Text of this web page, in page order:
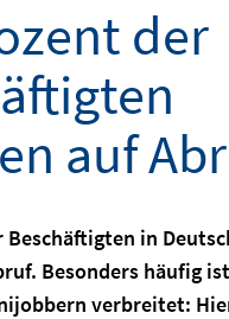
der
auf
Beschäftigten in
Besonders häufig
verbreitet: